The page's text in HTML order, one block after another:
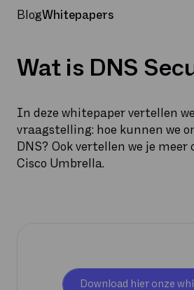
BlogWhitepapers
Wat is DNS
In deze whitepaper vertellen
vraagstelling: hoe kunnen we
DNS? Ook vertellen we je
Cisco Umbrella.
Download hier onze